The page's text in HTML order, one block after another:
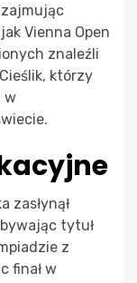
Vienna Open
znaleźli
którzy
w
zasłynął
tytuł
z
finał w